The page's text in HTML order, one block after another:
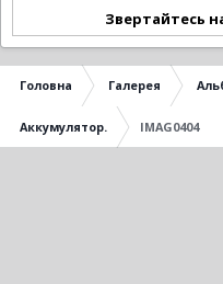
Звертайтесь
Головна Галерея
Аккумулятор. IMAG0404